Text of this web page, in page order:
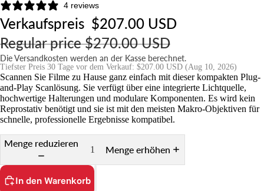
4 reviews
Verkaufspreis $207.00 USD
Regular price$270.00 USD
Die Versandkosten werden an der Kasse berechnet.
Tiefster Preis 30 Tage vor dem Verkauf: $207.00 USD (Aug 10, 2026)
Scannen Sie Filme zu Hause ganz einfach mit dieser kompakten Plug-
and-Play Scanlösung. Sie verfügt über eine integrierte Lichtquelle,
hochwertige Halterungen und modulare Komponenten. Es wird kein
Reprostativ benötigt und sie ist mit den meisten Makro-Objektiven für
schnelle, professionelle Ergebnisse kompatibel.
Menge reduzieren
Menge erhöhen
In den Warenkorb